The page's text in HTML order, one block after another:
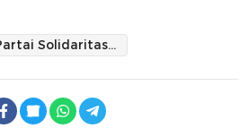
#Partai Solidaritas Melanesia